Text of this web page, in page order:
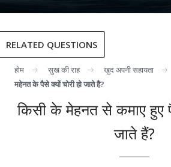
RELATED QUESTIONS
होम सुख की राह खुद अपनी सहायता
महेनत के पैसे क्यों चोरी हो जाते है?
किसी के मेहनत से कमाए हुए
जाते हैं?